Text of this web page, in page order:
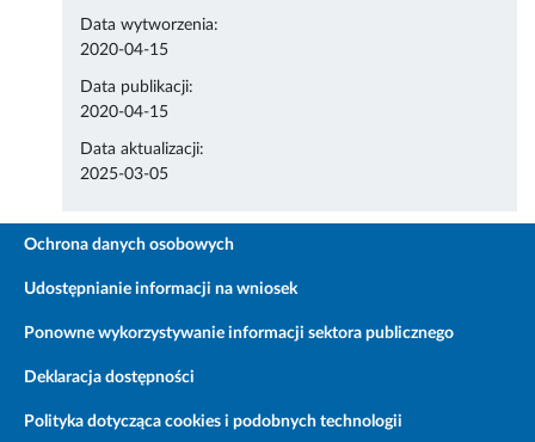
Data wytworzenia:
2020-04-15
Data publikacji:
2020-04-15
Data aktualizacji:
2025-03-05
Ochrona danych osobowych
Udostępnianie informacji na wniosek
Ponowne wykorzystywanie informacji sektora publicznego
Deklaracja dostępności
Polityka dotycząca cookies i podobnych technologii